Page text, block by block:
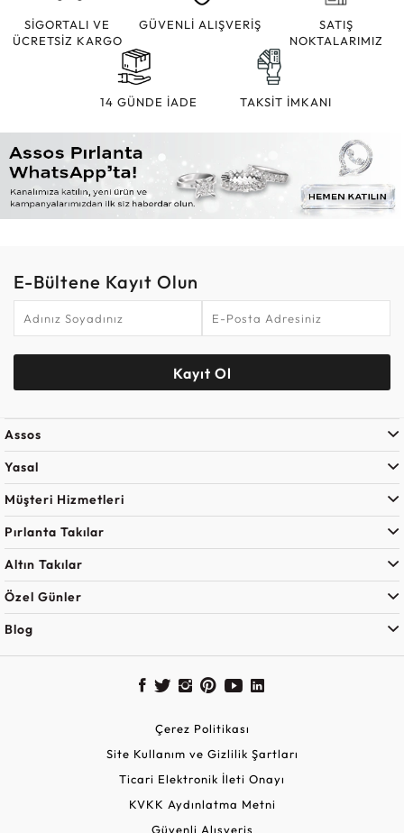
SİGORTALI VE
ÜCRETSİZ KARGO
GÜVENLİ ALIŞVERİŞ
SATIŞ
NOKTALARIMIZ
14 GÜNDE İADE TAKSİT İMKANI
E-Bültene Kayıt Olun
Kayıt Ol
Assos
Yasal
Müşteri Hizmetleri
Pırlanta Takılar
Altın Takılar
Özel Günler
Blog
Çerez Politikası
Site Kullanım ve Gizlilik Şartları
Ticari Elektronik İleti Onayı
KVKK Aydınlatma Metni
Güvenli Alışveriş